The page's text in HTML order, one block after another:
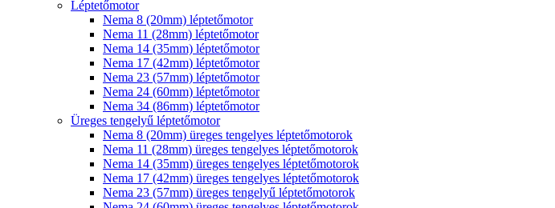
Léptetőmotor
Nema 8 (20mm) léptetőmotor
Nema 11 (28mm) léptetőmotor
Nema 14 (35mm) léptetőmotor
Nema 17 (42mm) léptetőmotor
Nema 23 (57mm) léptetőmotor
Nema 24 (60mm) léptetőmotor
Nema 34 (86mm) léptetőmotor
Üreges tengelyű léptetőmotor
Nema 8 (20mm) üreges tengelyes léptetőmotorok
Nema 11 (28mm) üreges tengelyes léptetőmotorok
Nema 14 (35mm) üreges tengelyes léptetőmotorok
Nema 17 (42mm) üreges tengelyes léptetőmotorok
Nema 23 (57mm) üreges tengelyű léptetőmotorok